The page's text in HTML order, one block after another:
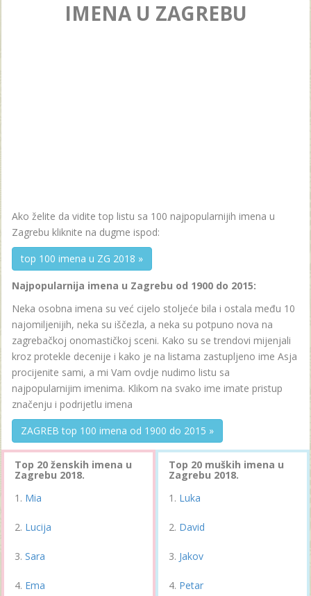
IMENA U ZAGREBU
Ako želite da vidite top listu sa 100 najpopularnijih imena u
Zagrebu kliknite na dugme ispod:
top 100 imena u ZG 2018 »
Najpopularnija imena u Zagrebu od 1900 do 2015:
Neka osobna imena su već cijelo stoljeće bila i ostala među 10
najomiljenijih, neka su iščezla, a neka su potpuno nova na
zagrebačkoj onomastičkoj sceni. Kako su se trendovi mijenjali
kroz protekle decenije i kako je na listama zastupljeno ime Asja
procijenite sami, a mi Vam ovdje nudimo listu sa
najpopularnijim imenima. Klikom na svako ime imate pristup
značenju i podrijetlu imena
ZAGREB top 100 imena od 1900 do 2015 »
Top 20 ženskih imena u
Zagrebu 2018.
Mia
Lucija
Sara
Ema
Top 20 muških imena u
Zagrebu 2018.
Luka
David
Jakov
Petar